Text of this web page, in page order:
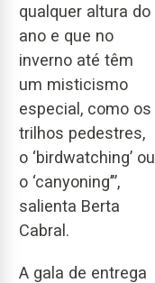
qualquer altura do
ano e que no
inverno até têm
um misticismo
especial, como os
trilhos pedestres,
o ‘birdwatching’ ou
o ‘canyoning’”,
salienta Berta
Cabral.
A gala de entrega